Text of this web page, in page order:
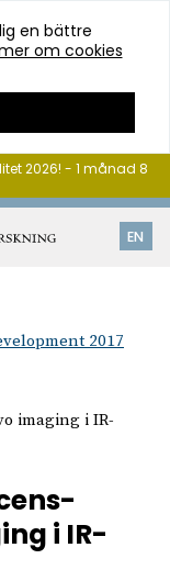
en bättre
om cookies
EN
2026! - 1 månad 8
2017
imaging i IR-
i IR-